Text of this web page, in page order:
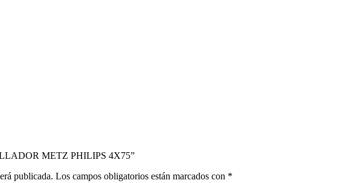
METZ PHILIPS 4X75”
publicada. Los campos obligatorios están marcados con *